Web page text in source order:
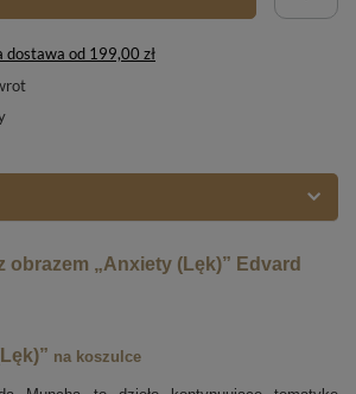
dostawa od 199,00 zł
obrazem „Anxiety (Lęk)” Edvard
na koszulce